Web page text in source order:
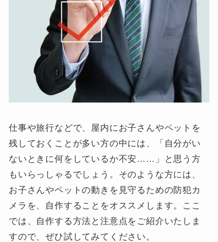
仕事や旅行などで、屋内にお子さんやペットを
残しておくことが多い方の中には、「自分がい
ないときに何をしているか不安……」と思う方
もいらっしゃるでしょう。そのような方には、
お子さんやペットの動きを見守るための防犯カ
メラを、自作することをオススメします。ここ
では、自作する方法と注意点をご紹介いたしま
すので、ぜひ試してみてください。